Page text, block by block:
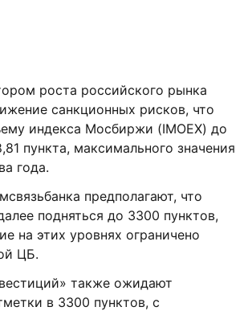
роста российского рынка
санкционных рисков, что
индекса Мосбиржи (IMOEX) до
пункта, максимального значения
года.
предполагают, что
подняться до 3300 пунктов,
на этих уровнях ограничено
ЦБ.
также ожидают
в 3300 пунктов, с